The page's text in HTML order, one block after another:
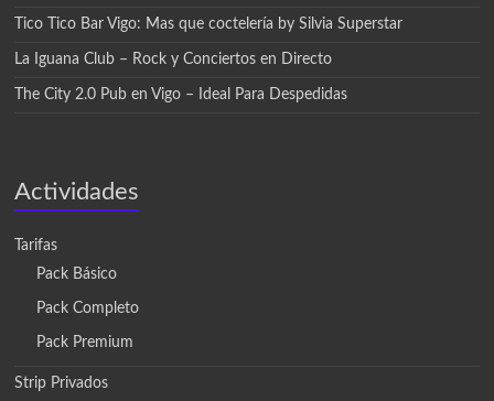
Tico Tico Bar Vigo: Mas que coctelería by Silvia Superstar
La Iguana Club – Rock y Conciertos en Directo
The City 2.0 Pub en Vigo – Ideal Para Despedidas
Actividades
Tarifas
Pack Básico
Pack Completo
Pack Premium
Strip Privados